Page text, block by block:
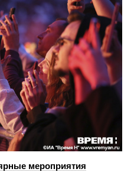
мероприятия